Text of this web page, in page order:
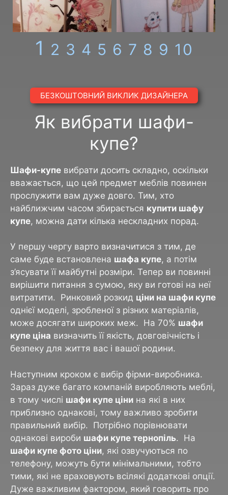
1 2 3 4 5 6 7 8 9 10
БЕЗКОШТОВНИЙ ВИКЛИК ДИЗАЙНЕРА
Як вибрати шафи-
купе?
Шафи-купе вибрати досить складно, оскільки
вважається, що цей предмет меблів повинен
прослужити вам дуже довго. Тим, хто
найближчим часом збирається купити шафу
купе, можна дати кілька нескладних порад.
У першу чергу варто визначитися з тим, де
саме буде встановлена шафа купе, а потім
з’ясувати її майбутні розміри. Тепер ви повинні
вирішити питання з сумою, яку ви готові на неї
витратити. Ринковий розкид ціни на шафи купе
однієї моделі, зробленої з різних матеріалів,
може досягати широких меж. На 70% шафи
купе ціна визначить її якість, довговічність і
безпеку для життя вас і вашої родини.
Наступним кроком є вибір фірми-виробника.
Зараз дуже багато компаній виробляють меблі,
в тому числі шафи купе ціни на які в них
приблизно однакові, тому важливо зробити
правильний вибір. Потрібно порівнювати
однакові вироби шафи купе тернопіль. На
шафи купе фото ціни, які озвучуються по
телефону, можуть бути мінімальними, тобто
тими, які не враховують всілякі додаткові опції.
Дуже важливим фактором, який говорить про